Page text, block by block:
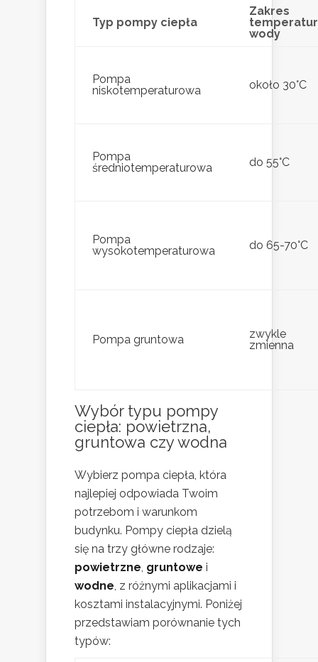
Typ pompy ciepła
Zakres
wody
Pompa
niskotemperaturowa
około 30°C
Pompa
średniotemperaturowa
do 55°C
Pompa
wysokotemperaturowa
do 65-70°C
Pompa gruntowa
zwykle
zmienna
Wybór typu pompy
ciepła: powietrzna,
gruntowa czy wodna
Wybierz pompa ciepła, która
najlepiej odpowiada Twoim
potrzebom i warunkom
budynku. Pompy ciepła dzielą
się na trzy główne rodzaje:
powietrzne gruntowe i
wodne , z różnymi aplikacjami i
kosztami instalacyjnymi. Poniżej
przedstawiam porównanie tych
typów: